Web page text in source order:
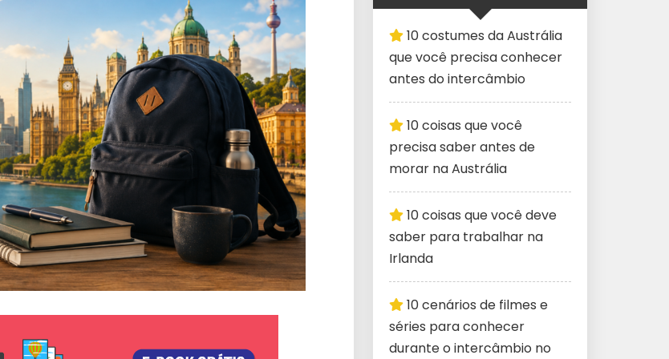
10 costumes da Austrália
que você precisa conhecer
antes do intercâmbio
10 coisas que você
precisa saber antes de
morar na Austrália
10 coisas que você deve
saber para trabalhar na
Irlanda
10 cenários de filmes e
séries para conhecer
durante o intercâmbio no